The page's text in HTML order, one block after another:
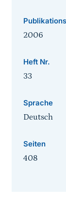
2006
Heft Nr.
33
Sprache
Deutsch
Seiten
408